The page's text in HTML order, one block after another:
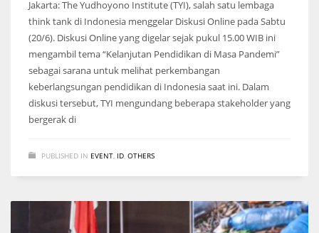
Jakarta: The Yudhoyono Institute (TYI), salah satu lembaga
think tank di Indonesia menggelar Diskusi Online pada Sabtu
(20/6). Diskusi Online yang digelar sejak pukul 15.00 WIB ini
mengambil tema “Kelanjutan Pendidikan di Masa Pandemi”
sebagai sarana untuk melihat perkembangan
keberlangsungan pendidikan di Indonesia saat ini. Dalam
diskusi tersebut, TYI mengundang beberapa stakeholder yang
bergerak di
PUBLISHED IN EVENT ID OTHERS